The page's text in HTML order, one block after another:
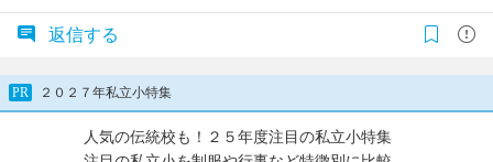
返信する